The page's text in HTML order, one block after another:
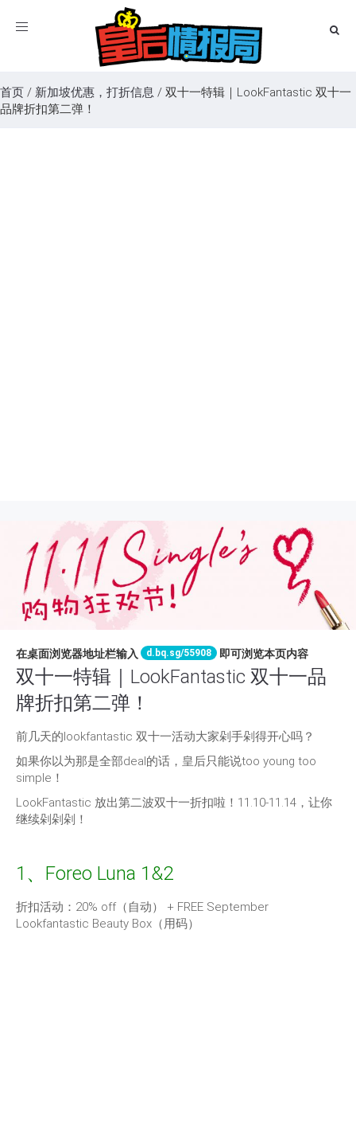
Toggle
首页 / 新加坡优惠，打折信息 / 双十一特辑｜LookFantastic 双十一
品牌折扣第二弹！
在桌面浏览器地址栏输入 d.bq.sg/55908 即可浏览本页内容
双十一特辑｜LookFantastic 双十一品
牌折扣第二弹！
前几天的lookfantastic 双十一活动大家剁手剁得开心吗？
如果你以为那是全部deal的话，皇后只能说too young too
simple！
LookFantastic 放出第二波双十一折扣啦！11.10-11.14，让你
继续剁剁剁！
1、Foreo Luna 1&2
折扣活动：20% off（自动） + FREE September
Lookfantastic Beauty Box（用码）